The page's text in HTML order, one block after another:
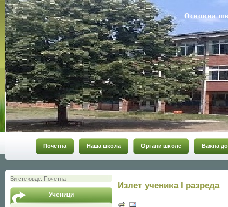
Основна
Почетна Наша школа Органи школе Важна
Ви сте овде: Почетна
Ученици
Излет ученика I разреда